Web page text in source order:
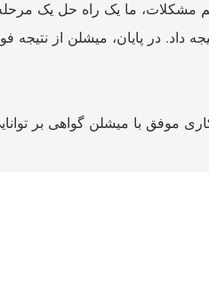
مشکلات، ما یک راه حل یک مرحله
داد. در پایان، میشلن از نتیجه